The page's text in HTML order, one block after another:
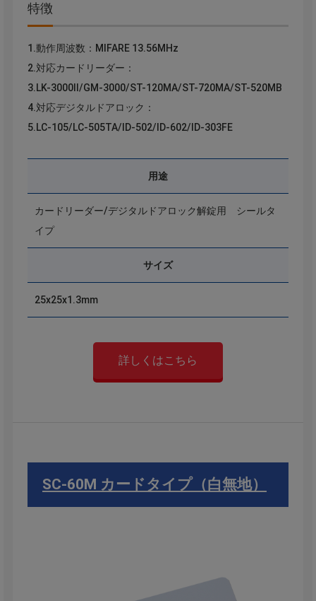
特徴
1.動作周波数：MIFARE 13.56MHz
2.対応カードリーダー：
3.LK-3000Ⅱ/GM-3000/ST-120MA/ST-720MA/ST-520MB
4.対応デジタルドアロック：
5.LC-105/LC-505TA/ID-502/ID-602/ID-303FE
用途
カードリーダー/デジタルドアロック解錠用 シールタ
イプ
サイズ
25x25x1.3mm
詳しくはこちら
SC-60M カードタイプ（白無地）